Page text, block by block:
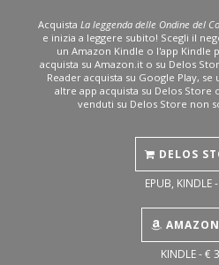
Acquista La leggenda delle Ondine del
e inizia a leggere subito! Scegli il
un Amazon Kindle o l'app Kindle
acquista su Amazon.it o su Delos
Reader acquista su Google Play,
altre app acquista su Delos Store
venduti su Delos Store non
DELOS
EPUB, KINDLE
KINDLE - €